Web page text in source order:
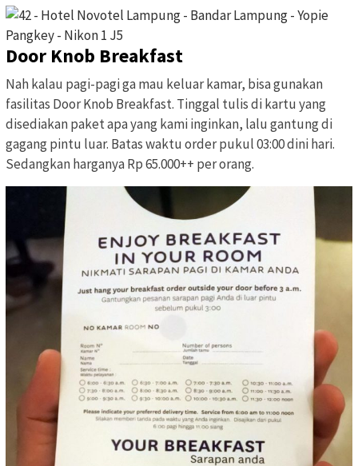
Door Knob Breakfast
Nah kalau pagi-pagi ga mau keluar kamar, bisa gunakan
fasilitas Door Knob Breakfast. Tinggal tulis di kartu yang
disediakan paket apa yang kami inginkan, lalu gantung di
gagang pintu luar. Batas waktu order pukul 03:00 dini hari.
Sedangkan harganya Rp 65.000++ per orang.